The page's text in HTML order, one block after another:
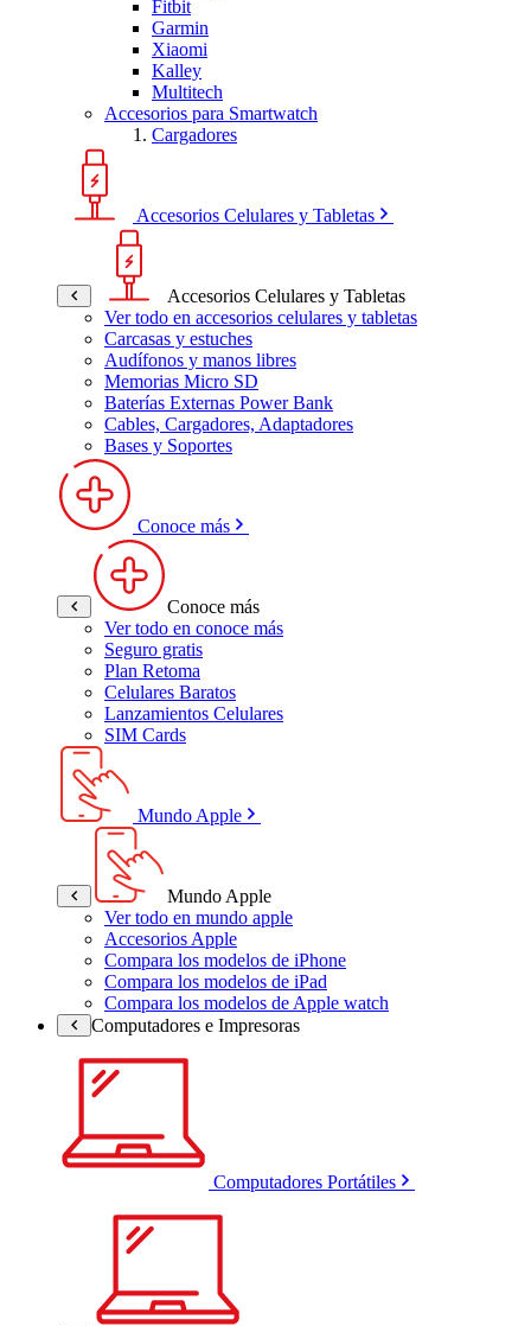
Fitbit
Garmin
Xiaomi
Kalley
Multitech
Accesorios para Smartwatch
Cargadores
Accesorios Celulares y Tabletas
Accesorios Celulares y Tabletas
Ver todo en accesorios celulares y tabletas
Carcasas y estuches
Audífonos y manos libres
Memorias Micro SD
Baterías Externas Power Bank
Cables, Cargadores, Adaptadores
Bases y Soportes
Conoce más
Conoce más
Ver todo en conoce más
Seguro gratis
Plan Retoma
Celulares Baratos
Lanzamientos Celulares
SIM Cards
Mundo Apple
Mundo Apple
Ver todo en mundo apple
Accesorios Apple
Compara los modelos de iPhone
Compara los modelos de iPad
Compara los modelos de Apple watch
Computadores e Impresoras
Computadores Portátiles